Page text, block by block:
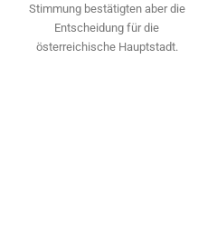
Stimmung bestätigten aber die
Entscheidung für die
österreichische Hauptstadt.